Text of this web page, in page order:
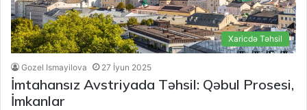
Xaricdə Təhsil
Gozel Ismayilova 27 İyun 2025
İmtahansız Avstriyada Təhsil: Qəbul Prosesi,
İmkanlar